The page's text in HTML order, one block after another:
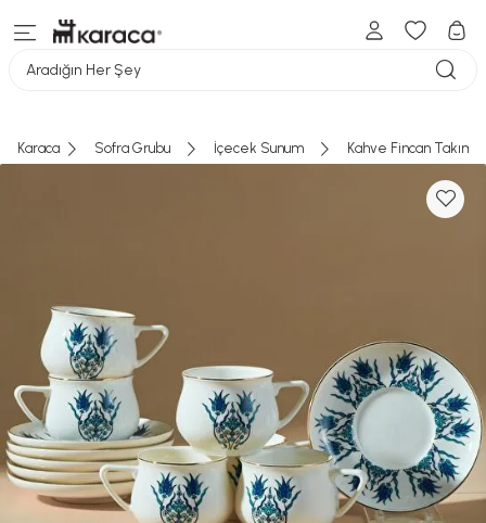
Aradığın Her Şey
farklı renk ve desende gönderilebilir.
Karaca Sofra Grubu İçecek Sunum Kahve Fincan Takımı